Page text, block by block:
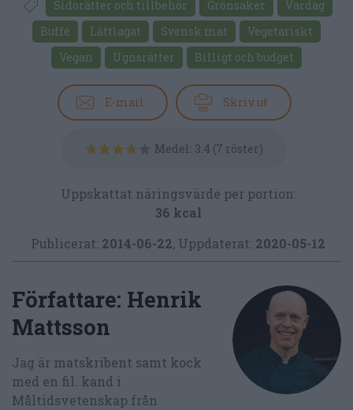
Sidorätter och tillbehör Grönsaker
Vardag
Buffé
Lättlagat Svensk mat
Vegetariskt
Vegan
Ugnsrätter Billigt och budget
E-mail Skriv ut
Medel: 3.4 (7 röster)
Uppskattat näringsvärde per portion:
36 kcal
Publicerat: 2014-06-22, Uppdaterat: 2020-05-12
Författare: Henrik
Mattsson
Jag är matskribent samt kock
med en fil. kand i
Måltidsvetenskap från